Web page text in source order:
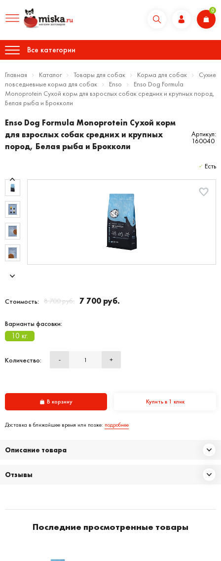
0
Все категории
Главная Каталог Товары для собак Корма для собак
Сухие
повседневные корма для собак
Enso
Enso Dog Formula
Monoprotein Сухой корм для взрослых собак средних и крупных пород,
Белая рыба и Брокколи
Enso Dog Formula Monoprotein Сухой корм
для взрослых собак средних и крупных
пород, Белая рыба и Брокколи
Артикул:
160040
Есть
Стоимость: 8 700 руб. 7 700 руб.
Варианты фасовки:
10 кг.
Количество: - +
В корзину Купить в 1 клик
Доставка в ближайшее время или позже: подробнее
Описание товара
Отзывы
Последние просмотренные товары